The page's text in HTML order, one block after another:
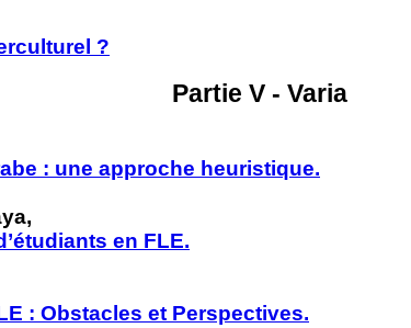
?
Partie V - Varia
: une approche heuristique.
en FLE.
: Obstacles et Perspectives.